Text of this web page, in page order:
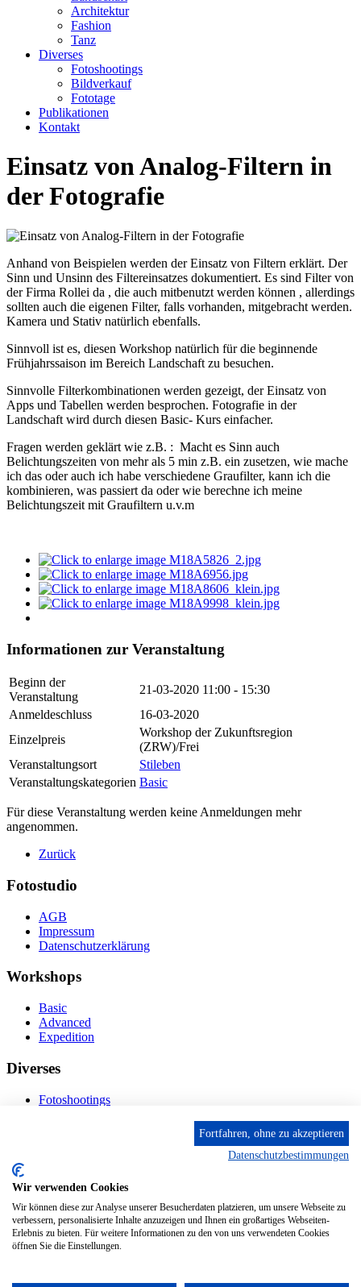
Architektur
Fashion
Tanz
Diverses
Fotoshootings
Bildverkauf
Fototage
Publikationen
Kontakt
Einsatz von Analog-Filtern in
der Fotografie
Anhand von Beispielen werden der Einsatz von Filtern erklärt. Der
Sinn und Unsinn des Filtereinsatzes dokumentiert. Es sind Filter von
der Firma Rollei da , die auch mitbenutzt werden können , allerdings
sollten auch die eigenen Filter, falls vorhanden, mitgebracht werden.
Kamera und Stativ natürlich ebenfalls.
Sinnvoll ist es, diesen Workshop natürlich für die beginnende
Frühjahrssaison im Bereich Landschaft zu besuchen.
Sinnvolle Filterkombinationen werden gezeigt, der Einsatz von
Apps und Tabellen werden besprochen. Fotografie in der
Landschaft wird durch diesen Basic- Kurs einfacher.
Fragen werden geklärt wie z.B. : Macht es Sinn auch
Belichtungszeiten von mehr als 5 min z.B. ein zusetzen, wie mache
ich das oder auch ich habe verschiedene Graufilter, kann ich die
kombinieren, was passiert da oder wie berechne ich meine
Belichtungszeit mit Graufiltern u.v.m
Informationen zur Veranstaltung
Beginn der
Veranstaltung
21-03-2020 11:00 - 15:30
Anmeldeschluss
16-03-2020
Einzelpreis
Workshop der Zukunftsregion
(ZRW)/Frei
Veranstaltungsort
Stileben
Veranstaltungskategorien Basic
Für diese Veranstaltung werden keine Anmeldungen mehr
angenommen.
Zurück
Fotostudio
AGB
Impressum
Datenschutzerklärung
Workshops
Basic
Advanced
Expedition
Diverses
Fotoshootings
Kontakt
Fröhnstr. 4-8, 66954 Pirmasens
Diese E-Mail-Adresse ist vor Spambots geschützt! Zur
Anzeige muss JavaScript eingeschaltet sein.
Mobil: + 49 (0) 176/84 62 18 86
Fortfahren, ohne zu akzeptieren
Datenschutzbestimmungen
Wir verwenden Cookies
Wir können diese zur Analyse unserer Besucherdaten platzieren, um unsere Webseite zu
verbessern, personalisierte Inhalte anzuzeigen und Ihnen ein großartiges Webseiten-
Erlebnis zu bieten. Für weitere Informationen zu den von uns verwendeten Cookies
öffnen Sie die Einstellungen.